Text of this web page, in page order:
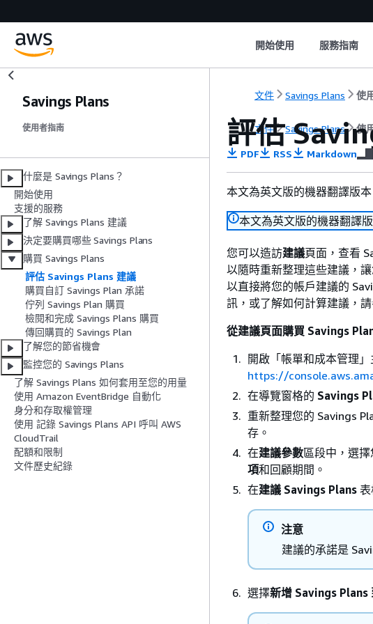
開始使用 服務指南
Savings Plans
使用者指南
什麼是 Savings Plans？
開始使用
支援的服務
了解 Savings Plans 建議
決定要購買哪些 Savings Plans
購買 Savings Plans
評估 Savings Plans 建議
購買自訂 Savings Plan 承諾
佇列 Savings Plan 購買
檢閱和完成 Savings Plans 購買
傳回購買的 Savings Plan
了解您的節省機會
監控您的 Savings Plans
了解 Savings Plans 如何套用至您的用量
使用 Amazon EventBridge 自動化
身分和存取權管理
使用 記錄 Savings Plans API 呼叫 AWS
CloudTrail
配額和限制
文件歷史紀錄
文件 Savings Plans 使
文件 Savings Plans 使
評估
PDF RSS Markdown
本文為英文版的機器翻譯版
本文為英文版的機器翻譯
您可以造訪建議頁面，查看
以隨時重新整理這些建議，
以直接將您的帳戶建議的
訊，或了解如何計算建議，
從建議頁面購買 Savings
開啟「帳單和成本管理
https://
在導覽窗格的 Savings
重新整理您的 Savings
存。
在建議參數區段中，選
項和回顧期間。
在建議 Savings Plans
注意
建議的承諾是
選擇新增 Savings Plans